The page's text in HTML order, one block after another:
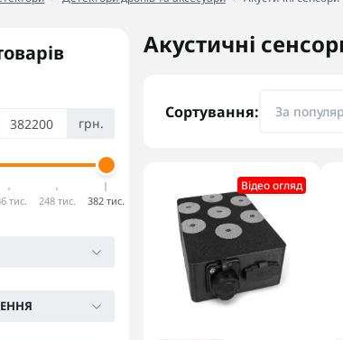
грн.
тис. 248 тис. 382 тис.
Акустичні
Сортування:
Відео огляд